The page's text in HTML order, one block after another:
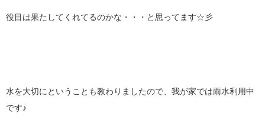
役目は果たしてくれてるのかな・・・と思ってます☆彡
水を大切にということも教わりましたので、我が家では雨水利用中
です♪